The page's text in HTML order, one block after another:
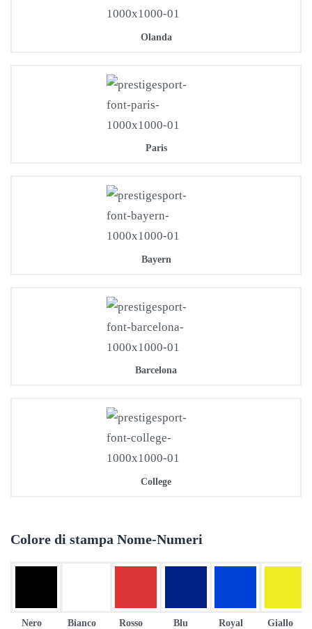
Olanda
Paris
Bayern
Barcelona
College
Colore di stampa Nome-Numeri
Nero Bianco Rosso Blu Royal Giallo